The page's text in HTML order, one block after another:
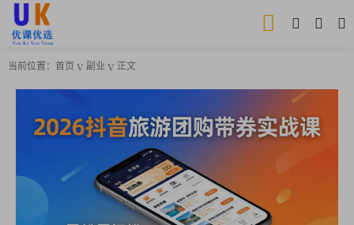
当前位置： 首页 副业 正文